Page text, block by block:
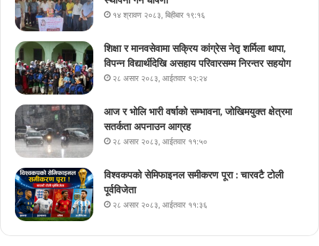
१४ श्रावण २०८३, बिहीबार १९:१६
शिक्षा र मानवसेवामा सक्रिय कांग्रेस नेतृ शर्मिला थापा,
विपन्न विद्यार्थीदेखि असहाय परिवारसम्म निरन्तर सहयोग
२८ असार २०८३, आईतवार १२:२४
आज र भोलि भारी वर्षाको सम्भावना, जोखिमयुक्त क्षेत्रमा
सतर्कता अपनाउन आग्रह
२८ असार २०८३, आईतवार ११:५०
विश्वकपको सेमिफाइनल समीकरण पूरा : चारवटै टोली
पूर्वविजेता
२८ असार २०८३, आईतवार ११:३६